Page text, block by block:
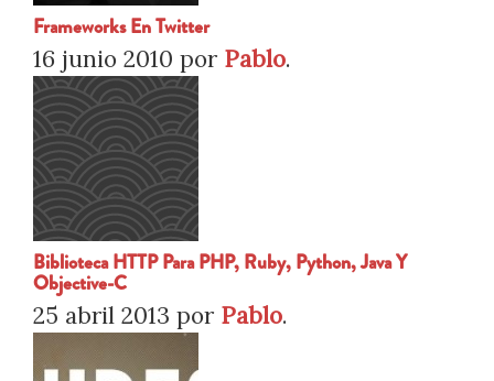
Frameworks En Twitter
16 junio 2010 por Pablo.
Biblioteca HTTP Para PHP, Ruby, Python, Java Y
Objective-C
25 abril 2013 por Pablo.